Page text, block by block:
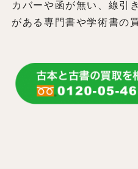
カバーや函が無い、線引
がある専門書や学術書の